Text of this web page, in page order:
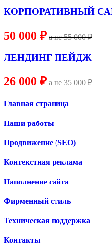
КОРПОРАТИВНЫЙ
50 000 ₽ a не55000 ₽
ЛЕНДИНГ ПЕЙДЖ
26 000 ₽ a не 35 000 ₽
Главная страница
Наши работы
Продвижение (SEO)
Контекстная реклама
Наполнение сайта
Фирменный стиль
Техническая поддержка
Контакты